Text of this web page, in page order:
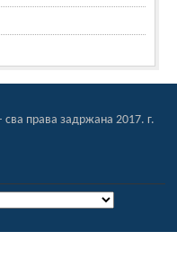
права задржана 2017. г.